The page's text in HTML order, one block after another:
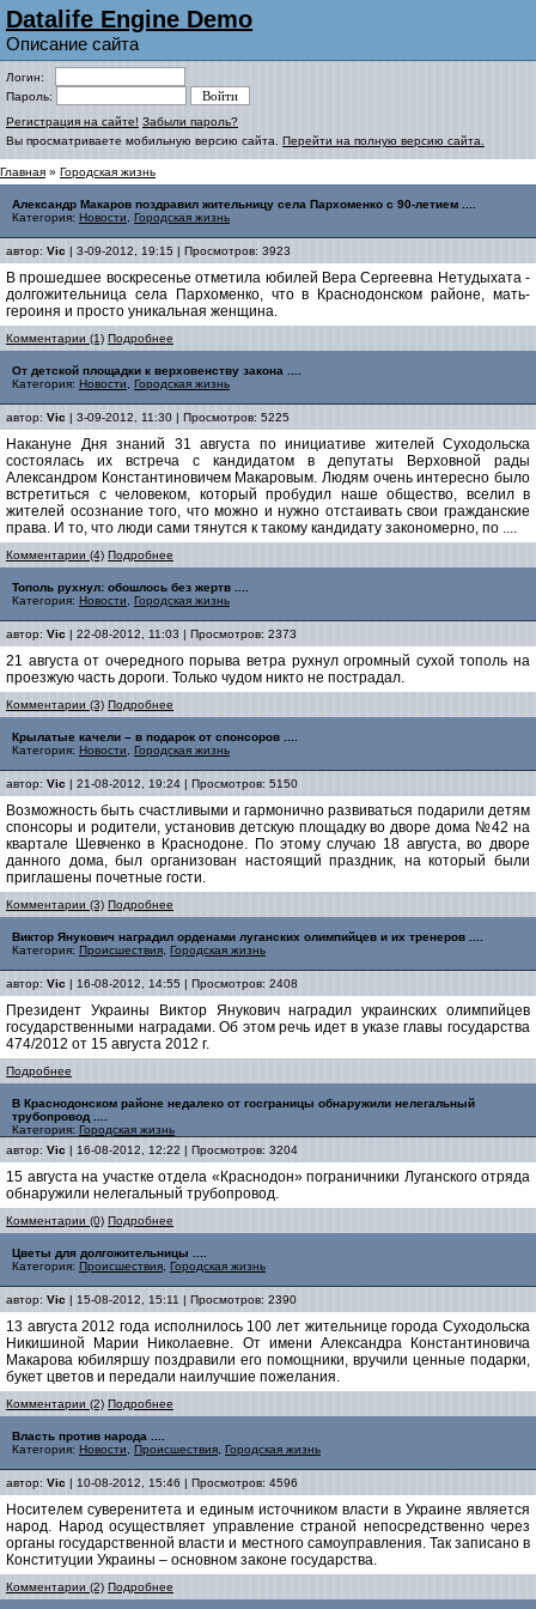
Datalife Engine Demo
Описание сайта
Логин:
Пароль:
Регистрация на сайте! Забыли пароль?
Вы просматриваете мобильную версию сайта. Перейти на полную версию сайта.
Главная » Городская жизнь
Александр Макаров поздравил жительницу села Пархоменко с 90-летием ....
Категория: Новости Городская жизнь
автор: Vic | 3-09-2012, 19:15 | Просмотров: 3923
В прошедшее воскресенье отметила юбилей Вера Сергеевна Нетудыхата -
долгожительница села Пархоменко, что в Краснодонском районе, мать-
героиня и просто уникальная женщина.
Комментарии (1) Подробнее
От детской площадки к верховенству закона ....
Категория: Новости Городская жизнь
автор: Vic | 3-09-2012, 11:30 | Просмотров: 5225
Накануне Дня знаний 31 августа по инициативе жителей Суходольска
состоялась их встреча с кандидатом в депутаты Верховной рады
Александром Константиновичем Макаровым. Людям очень интересно было
встретиться с человеком, который пробудил наше общество, вселил в
жителей осознание того, что можно и нужно отстаивать свои гражданские
права. И то, что люди сами тянутся к такому кандидату закономерно, по ....
Комментарии (4) Подробнее
Тополь рухнул: обошлось без жертв ....
Категория: Новости Городская жизнь
автор: Vic | 22-08-2012, 11:03 | Просмотров: 2373
21 августа от очередного порыва ветра рухнул огромный сухой тополь на
проезжую часть дороги. Только чудом никто не пострадал.
Комментарии (3) Подробнее
Крылатые качели – в подарок от спонсоров ....
Категория: Новости Городская жизнь
автор: Vic | 21-08-2012, 19:24 | Просмотров: 5150
Возможность быть счастливыми и гармонично развиваться подарили детям
спонсоры и родители, установив детскую площадку во дворе дома №42 на
квартале Шевченко в Краснодоне. По этому случаю 18 августа, во дворе
данного дома, был организован настоящий праздник, на который были
приглашены почетные гости.
Комментарии (3) Подробнее
Виктор Янукович наградил орденами луганских олимпийцев и их тренеров ....
Категория: Происшествия Городская жизнь
автор: Vic | 16-08-2012, 14:55 | Просмотров: 2408
Президент Украины Виктор Янукович наградил украинских олимпийцев
государственными наградами. Об этом речь идет в указе главы государства
474/2012 от 15 августа 2012 г.
Подробнее
В Краснодонском районе недалеко от госграницы обнаружили нелегальный
трубопровод ....
Категория: Городская жизнь
автор: Vic | 16-08-2012, 12:22 | Просмотров: 3204
15 августа на участке отдела «Краснодон» пограничники Луганского отряда
обнаружили нелегальный трубопровод.
Комментарии (0) Подробнее
Цветы для долгожительницы ....
Категория: Происшествия Городская жизнь
автор: Vic | 15-08-2012, 15:11 | Просмотров: 2390
13 августа 2012 года исполнилось 100 лет жительнице города Суходольска
Никишиной Марии Николаевне. От имени Александра Константиновича
Макарова юбиляршу поздравили его помощники, вручили ценные подарки,
букет цветов и передали наилучшие пожелания.
Комментарии (2) Подробнее
Власть против народа ....
Категория: Новости Происшествия Городская жизнь
автор: Vic | 10-08-2012, 15:46 | Просмотров: 4596
Носителем суверенитета и единым источником власти в Украине является
народ. Народ осуществляет управление страной непосредственно через
органы государственной власти и местного самоуправления. Так записано в
Конституции Украины – основном законе государства.
Комментарии (2) Подробнее